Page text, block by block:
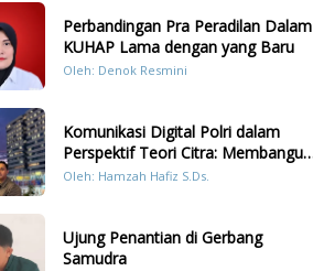
Perbandingan Pra Peradilan Dalam
KUHAP Lama dengan yang Baru
Oleh: Denok Resmini
Komunikasi Digital Polri dalam
Perspektif Teori Citra: Membangun
Kepercayaan Publik Melalui Konten
Oleh: Hamzah Hafiz S.Ds.
Ujung Penantian di Gerbang
Samudra